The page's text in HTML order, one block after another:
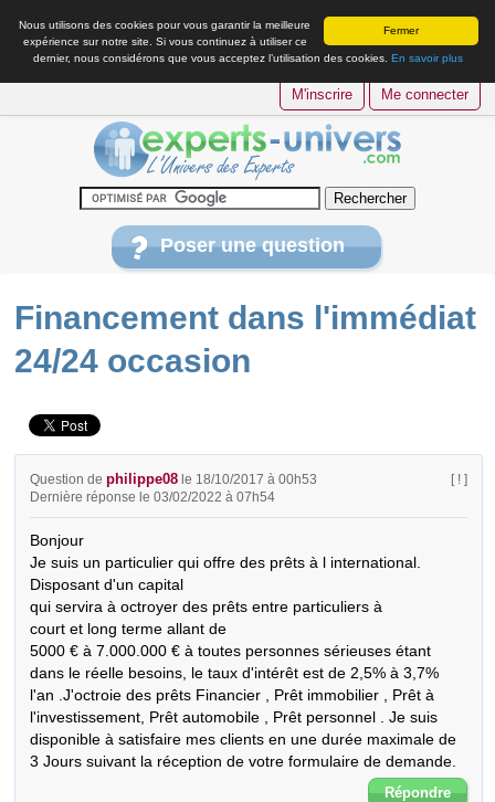
Fermer
Nous utilisons des cookies pour vous garantir la meilleure
expérience sur notre site. Si vous continuez à utiliser ce
dernier, nous considérons que vous acceptez l’utilisation des cookies. En savoir plus
M'inscrire Me connecter
Poser une question
Financement dans l'immédiat
24/24 occasion
Question dephilippe08 le 18/10/2017 à 00h53
Dernière réponse le 03/02/2022 à 07h54
[ ! ]
Bonjour
Je suis un particulier qui offre des prêts à l international.
Disposant d'un capital
qui servira à octroyer des prêts entre particuliers à
court et long terme allant de
5000 € à 7.000.000 € à toutes personnes sérieuses étant
dans le réelle besoins, le taux d'intérêt est de 2,5% à 3,7%
l'an .J'octroie des prêts Financier , Prêt immobilier , Prêt à
l'investissement, Prêt automobile , Prêt personnel . Je suis
disponible à satisfaire mes clients en une durée maximale de
3 Jours suivant la réception de votre formulaire de demande.
Répondre